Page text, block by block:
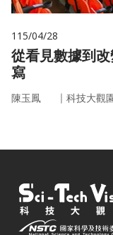
115/04/28
從看見數據到
寫
陳玉鳳 ｜ 科技大觀